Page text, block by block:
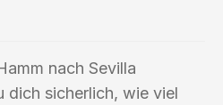
nach Sevilla
dich sicherlich, wie viel